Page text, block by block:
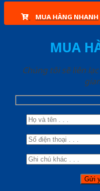
MUA HÀNG NHANH
MUA
Chúng tôi sẽ liên